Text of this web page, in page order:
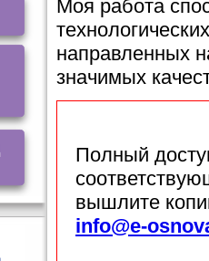
Моя работа
направленных
значимых
Полный
вышлите
info@e-